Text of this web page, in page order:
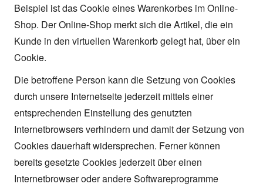
Beispiel ist das Cookie eines Warenkorbes im Online-
Shop. Der Online-Shop merkt sich die Artikel, die ein
Kunde in den virtuellen Warenkorb gelegt hat, über ein
Cookie.
Die betroffene Person kann die Setzung von Cookies
durch unsere Internetseite jederzeit mittels einer
entsprechenden Einstellung des genutzten
Internetbrowsers verhindern und damit der Setzung von
Cookies dauerhaft widersprechen. Ferner können
bereits gesetzte Cookies jederzeit über einen
Internetbrowser oder andere Softwareprogramme